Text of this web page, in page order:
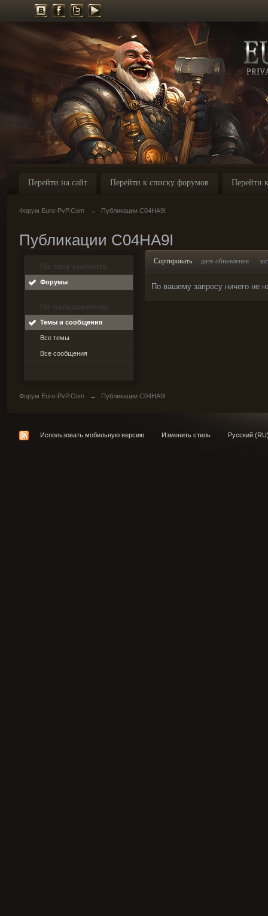
Перейти на сайт Перейти к списку форумов Перейти
Форум Euro-PvP.Com → Публикации C04HA9I
Публикации C04HA9I
По типу контента
Форумы
По пользователю
Темы и сообщения
Все темы
Все сообщения
Сортировать дате обновления
По вашему запросу ничего не
Форум Euro-PvP.Com → Публикации C04HA9I
Использовать мобильную версию Изменить стиль Русский